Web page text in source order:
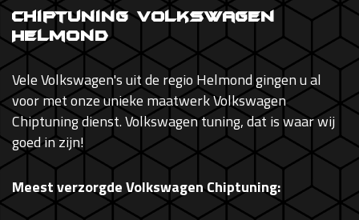
Chiptuning Volkswagen
Helmond
Vele Volkswagen's uit de regio Helmond gingen u al
voor met onze unieke maatwerk Volkswagen
Chiptuning dienst. Volkswagen tuning, dat is waar wij
goed in zijn!
Meest verzorgde Volkswagen Chiptuning: